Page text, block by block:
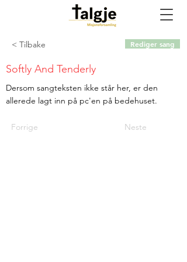
< Tilbake
Dersom sangteksten ikke står her, er den
allerede lagt inn på pc'en på bedehuset.
Forrige Neste
Softly And Tenderly
Rediger sang